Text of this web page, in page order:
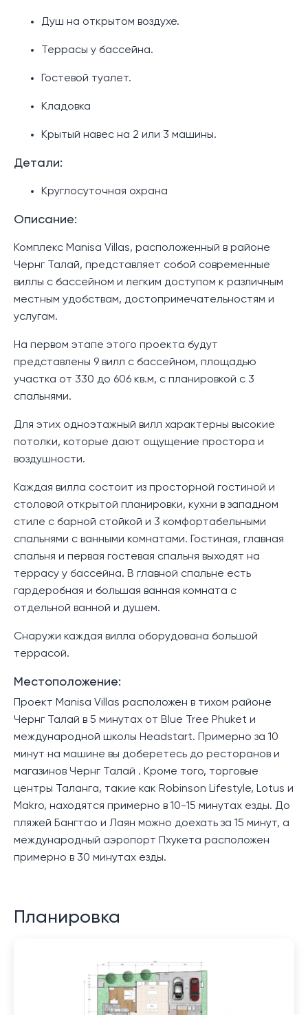
Душ на открытом воздухе.
Террасы у бассейна.
Гостевой туалет.
Кладовка
Крытый навес на 2 или 3 машины.
Детали:
Круглосуточная охрана
Описание:
Комплекс Manisa Villas, расположенный в районе
Чернг Талай, представляет собой современные
виллы с бассейном и легким доступом к различным
местным удобствам, достопримечательностям и
услугам.
На первом этапе этого проекта будут
представлены 9 вилл с бассейном, площадью
участка от 330 до 606 кв.м, с планировкой с 3
спальнями.
Для этих одноэтажный вилл характерны высокие
потолки, которые дают ощущение простора и
воздушности.
Каждая вилла состоит из просторной гостиной и
столовой открытой планировки, кухни в западном
стиле с барной стойкой и 3 комфортабельными
спальнями с ванными комнатами. Гостиная, главная
спальня и первая гостевая спальня выходят на
террасу у бассейна. В главной спальне есть
гардеробная и большая ванная комната с
отдельной ванной и душем.
Снаружи каждая вилла оборудована большой
террасой.
Местоположение:
Проект Manisa Villas расположен в тихом районе
Чернг Талай в 5 минутах от Blue Tree Phuket и
международной школы Headstart. Примерно за 10
минут на машине вы доберетесь до ресторанов и
магазинов Чернг Талай . Кроме того, торговые
центры Таланга, такие как Robinson Lifestyle, Lotus и
Makro, находятся примерно в 10-15 минутах езды. До
пляжей Бангтао и Лаян можно доехать за 15 минут, а
международный аэропорт Пхукета расположен
примерно в 30 минутах езды.
Планировка